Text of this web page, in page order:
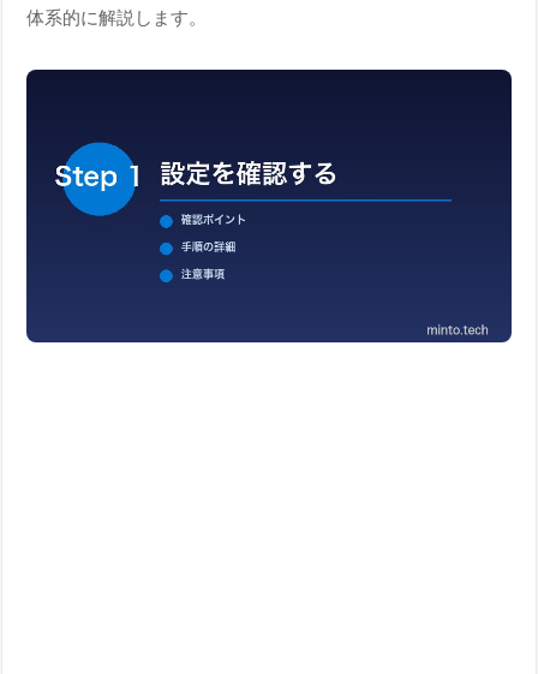
体系的に解説します。